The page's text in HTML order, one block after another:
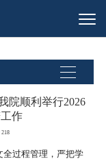
院顺利举行2026
作
218
全过程管理，严把学